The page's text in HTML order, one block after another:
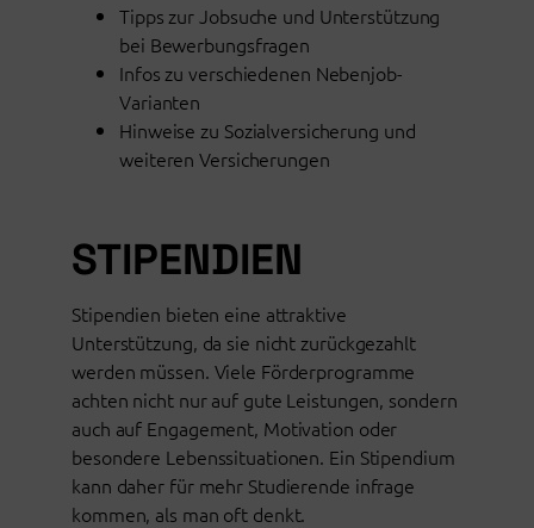
Tipps zur Jobsuche und Unterstützung
bei Bewerbungsfragen
Infos zu verschiedenen Nebenjob-
Varianten
Hinweise zu Sozialversicherung und
weiteren Versicherungen
STIPENDIEN
Stipendien bieten eine attraktive
Unterstützung, da sie nicht zurückgezahlt
werden müssen. Viele Förderprogramme
achten nicht nur auf gute Leistungen, sondern
auch auf Engagement, Motivation oder
besondere Lebenssituationen. Ein Stipendium
kann daher für mehr Studierende infrage
kommen, als man oft denkt.